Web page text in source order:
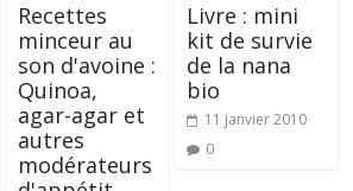
Recettes
minceur au
son d'avoine :
Quinoa,
agar-agar et
autres
modérateurs
Livre : mini
kit de survie
de la nana
bio
11 janvier 2010
0